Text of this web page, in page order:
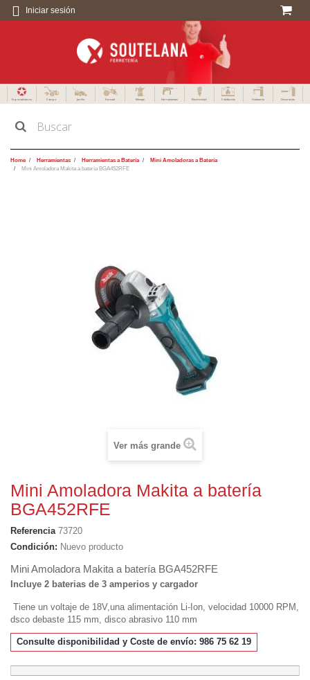
Iniciar sesión
Especialistas en Campo Jardín Forestal Menaje Herramientas Electricidad Calefacción Fontanería Decoración
Home Herramientas Herramientas a Batería
Mini Amoladoras a Batería
Mini Amoladora Makita a batería BGA452RFE
Ver más grande
Mini Amoladora Makita a batería
BGA452RFE
Referencia 73720
Condición: Nuevo producto
Mini Amoladora Makita a batería BGA452RFE
Incluye 2 baterias de 3 amperios y cargador
Tiene un voltaje de 18V,una alimentación Li-Ion, velocidad 10000 RPM,
dsco debaste 115 mm, disco abrasivo 110 mm
Consulte disponibilidad y Coste de envío: 986 75 62 19